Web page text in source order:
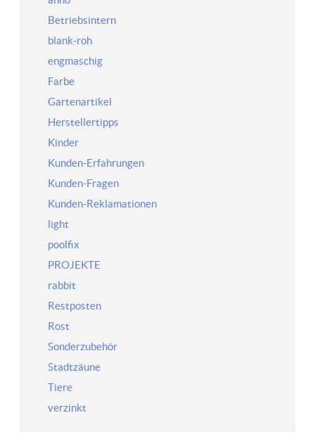
Betriebsintern
blank-roh
engmaschig
Farbe
Gartenartikel
Herstellertipps
Kinder
Kunden-Erfahrungen
Kunden-Fragen
Kunden-Reklamationen
light
poolfix
PROJEKTE
rabbit
Restposten
Rost
Sonderzubehör
Stadtzäune
Tiere
verzinkt